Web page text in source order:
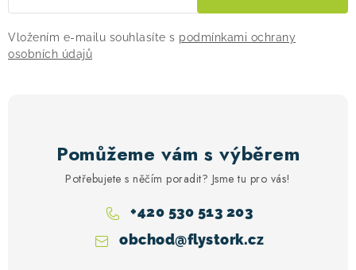
Vložením e-mailu souhlasíte s podmínkami ochrany
osobních údajů
Pomůžeme vám s výběrem
Potřebujete s něčím poradit? Jsme tu pro vás!
obchod@flystork.cz
+420 530 513 203